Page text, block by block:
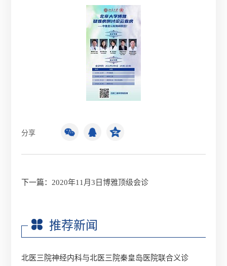
分享
下一篇： 2020年11月3日博雅顶级会诊
推荐新闻
北医三院神经内科与北医三院秦皇岛医院联合义诊